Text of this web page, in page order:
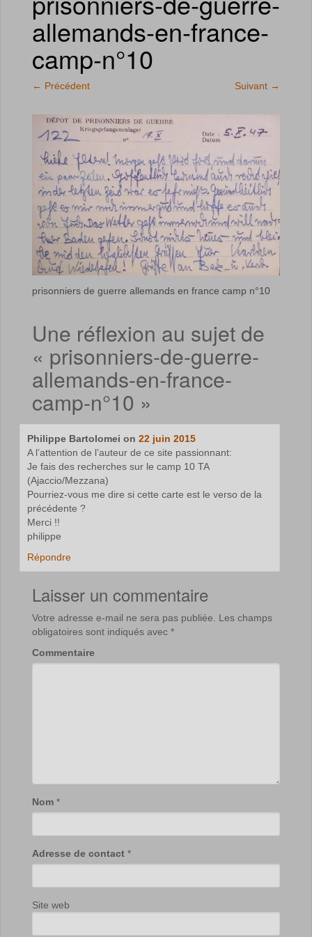
allemands-en-france-
camp-n°10
← Précédent Suivant →
prisonniers de guerre allemands en france camp n°10
Une réflexion au sujet de
« prisonniers-de-guerre-
allemands-en-france-
camp-n°10 »
Philippe Bartolomei on22 juin 2015
A l’attention de l’auteur de ce site passionnant:
Je fais des recherches sur le camp 10 TA
(Ajaccio/Mezzana)
Pourriez-vous me dire si cette carte est le verso de la
précédente ?
Merci !!
philippe
Répondre
Laisser un commentaire
Votre adresse e-mail ne sera pas publiée.
Les champs
obligatoires sont indiqués avec *
Commentaire
Nom *
Adresse de contact *
Site web